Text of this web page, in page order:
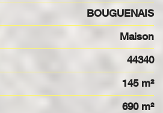
BOUGUENAIS
Maison
44340
145 m²
690 m²